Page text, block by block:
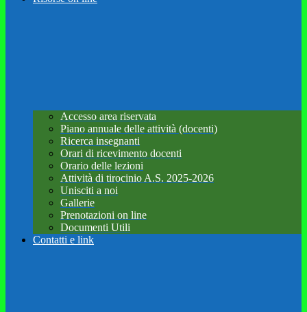
Accesso area riservata
Piano annuale delle attività (docenti)
Ricerca insegnanti
Orari di ricevimento docenti
Orario delle lezioni
Attività di tirocinio A.S. 2025-2026
Unisciti a noi
Gallerie
Prenotazioni on line
Documenti Utili
Contatti e link